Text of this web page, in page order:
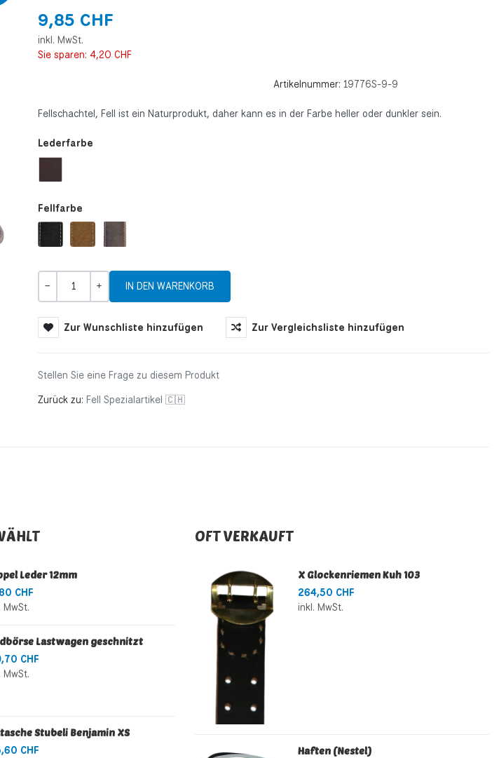
9,85 CHF
inkl. MwSt.
Sie sparen: 4,20 CHF
Artikelnummer: 19776S-9-9
Fellschachtel, Fell ist ein Naturprodukt, daher kann es in der Farbe heller oder dunkler sein.
Lederfarbe
Fellfarbe
Zur Wunschliste hinzufügen Zur Vergleichsliste hinzufügen
Stellen Sie eine Frage zu diesem Produkt
Zurück zu: Fell Spezialartikel 🇨🇭
Leder 12mm
CHF
MwSt.
Lastwagen geschnitzt
CHF
MwSt.
Stubeli Benjamin XS
CHF
OFT VERKAUFT
X Glockenriemen Kuh 103
264,50 CHF
inkl. MwSt.
Haften (Nestel)